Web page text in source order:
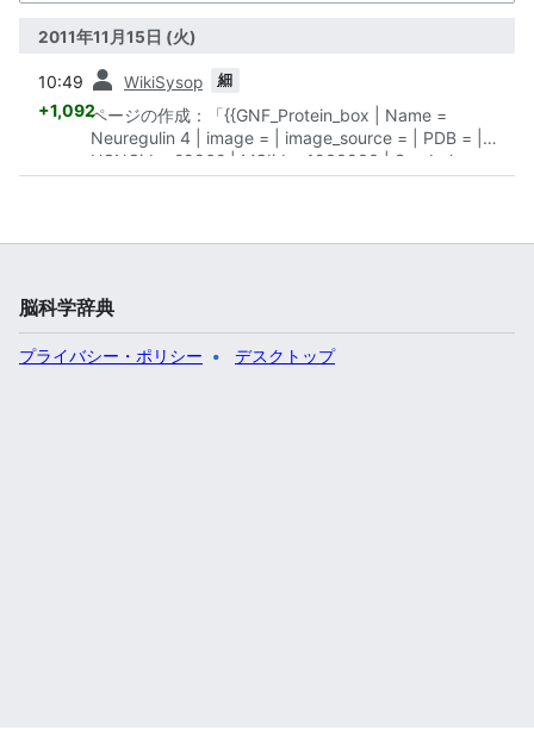
2011年11月15日 (火)
10:49 WikiSysop 細
+1,092ページの作成：「{{GNF_Protein_box | Name =
Neuregulin 4 | image = | image_source = | PDB = |
HGNCid = 29862 | MGIid = 1933833 | Symbol =
NRG4 | AltSymbols =; DKFZp779N0541; DKF...」
脳科学辞典
プライバシー・ポリシー デスクトップ